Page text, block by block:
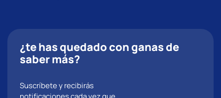
¿te has quedado con ganas de
saber más?
Suscríbete y recibirás